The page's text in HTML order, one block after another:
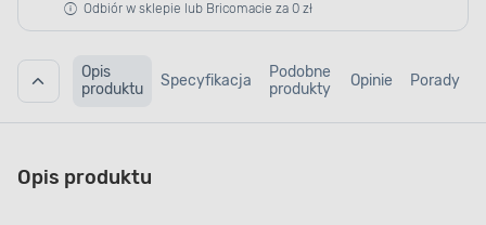
Odbiór w sklepie lub Bricomacie za 0 zł
Opis
produktu
Specyfikacja
Podobne
produkty
Opinie Porady
Opis produktu